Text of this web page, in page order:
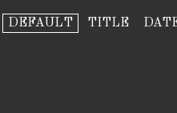
DEFAULT TITLE